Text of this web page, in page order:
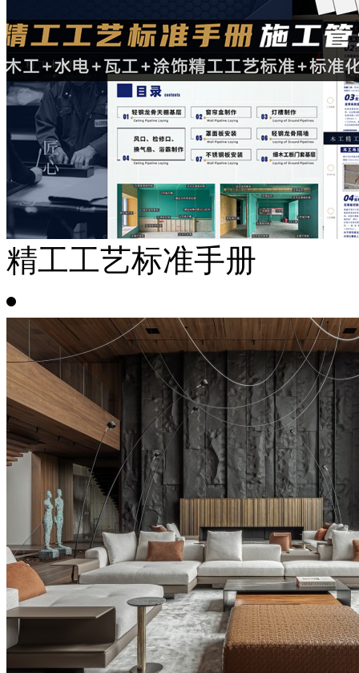
精工工艺标准手册